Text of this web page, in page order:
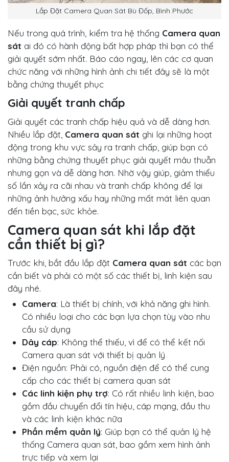
Lắp Đặt Camera Quan Sát Bù Đốp, Bình Phước
Nếu trong quá trình, kiểm tra hệ thống Camera quan
sát ai đó có hành động bất hợp pháp thì bạn có thể
giải quyết sớm nhất. Báo cáo ngay, lên các cơ quan
chức năng với những hình ảnh chi tiết đây sẽ là một
bằng chứng thuyết phục
Giải quyết tranh chấp
Giải quyết các tranh chấp hiệu quả và dễ dàng hơn.
Nhiều lắp đặt, Camera quan sát ghi lại những hoạt
động trong khu vực sảy ra tranh chấp, giúp bạn có
những bằng chứng thuyết phục giải quyết mâu thuẫn
nhưng gọn và dễ dàng hơn. Nhờ vậy giúp, giảm thiểu
số lần xảy ra cãi nhau và tranh chấp không để lại
những ảnh hưởng xấu hay những mất mát liên quan
đến tiền bạc, sức khỏe.
Camera quan sát khi lắp đặt
cần thiết bị gì?
Trước khi, bắt đầu lắp đặt Camera quan sát các bạn
cần biết và phải có một số các thiết bị, linh kiện sau
đây nhé.
Camera: Là thiết bị chính, với khả năng ghi hình.
Có nhiều loại cho các bạn lựa chọn tùy vào nhu
cầu sử dụng
Dây cáp: Không thể thiếu, vì để có thể kết nối
Camera quan sát với thiết bị quản lý
Điện nguồn: Phải có, nguồn điện để có thể cung
cấp cho các thiết bị camera quan sát
Các linh kiện phụ trợ: Có rất nhiều linh kiện, bao
gồm đầu chuyển đổi tín hiệu, cáp mạng, đầu thu
và các linh kiện khác nữa
Phần mềm quản lý: Giúp bạn có thể quản lý hệ
thống Camera quan sát, bao gồm xem hình ảnh
trực tiếp và xem lại